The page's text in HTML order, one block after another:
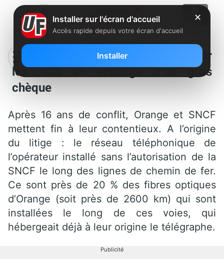
Orange et la SNCF se remettent sur
les rails en échange d’un gros
chèque
Après 16 ans de conflit, Orange et SNCF
mettent fin à leur contentieux. A l’origine
du litige : le réseau téléphonique de
l’opérateur installé sans l’autorisation de la
SNCF le long des lignes de chemin de fer.
Ce sont près de 20 % des fibres optiques
d’Orange (soit près de 2600 km) qui sont
installées le long de ces voies, qui
hébergeait déjà à leur origine le télégraphe.
Publicité
✕
Installer sur l'écran d'accueil
Accès rapide depuis votre écran d'accueil
Installer